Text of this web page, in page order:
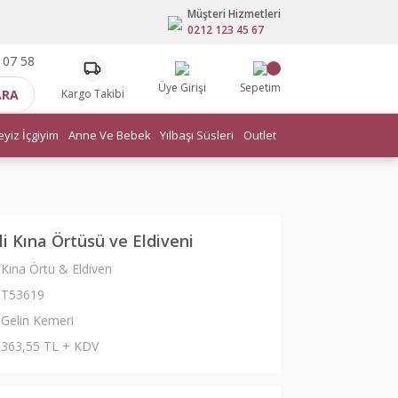
Müşteri Hizmetleri
0212 123 45 67
58
Kargo Takibi Üye Girişi Sepetim
İçgiyim Anne Ve Bebek Yılbaşı Süsleri Outlet
Kına Örtüsü ve Eldiveni
Kına Örtü & Eldiven
T53619
Gelin Kemeri
363,55 TL + KDV